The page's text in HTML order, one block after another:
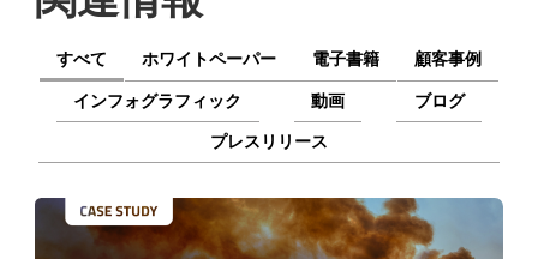
すべて ホワイトペーパー 電子書籍
顧客事例
インフォグラフィック
動画
ブログ
プレスリリース